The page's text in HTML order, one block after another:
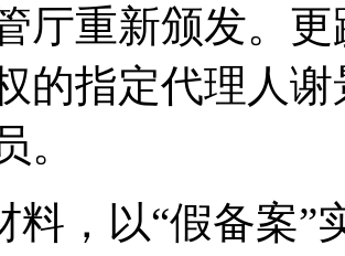
厅重新颁发。
的指定代理人
。
料，以“假备案”